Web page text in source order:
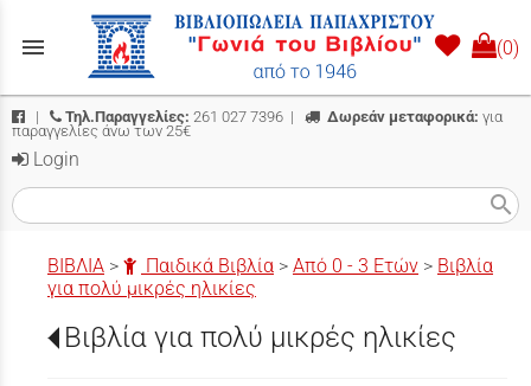
menu (0)
| Τηλ.Παραγγελίες: 261 027 7396 | Δωρεάν μεταφορικά: για
παραγγελίες άνω των 25€
Login
search
ΒΙΒΛΙΑ > Παιδικά Βιβλία > Από 0 - 3 Ετών > Βιβλία
για πολύ μικρές ηλικίες
Βιβλία για πολύ μικρές ηλικίες